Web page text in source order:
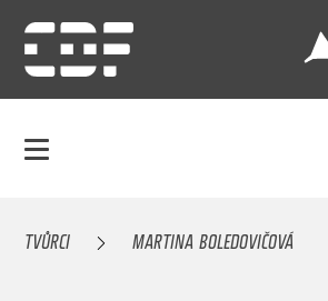
TVŮRCI MARTINA BOLEDOVIČOVÁ